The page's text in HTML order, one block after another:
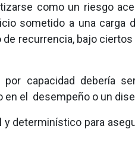
como un riesgo
sometido a una carga
recurrencia, bajo
capacidad debería
el desempeño o un
determinístico para